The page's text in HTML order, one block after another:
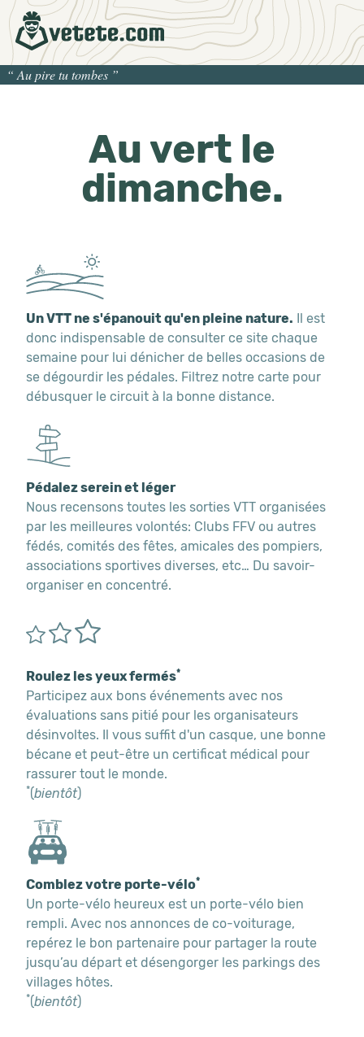
“ Au pire tu tombes ”
Au vert le
dimanche.
Un VTT ne s'épanouit qu'en pleine nature. Il est
donc indispensable de consulter ce site chaque
semaine pour lui dénicher de belles occasions de
se dégourdir les pédales. Filtrez notre carte pour
débusquer le circuit à la bonne distance.
Pédalez serein et léger
Nous recensons toutes les sorties VTT organisées
par les meilleures volontés: Clubs FFV ou autres
fédés, comités des fêtes, amicales des pompiers,
associations sportives diverses, etc… Du savoir-
organiser en concentré.
Roulez les yeux fermés*
Participez aux bons événements avec nos
évaluations sans pitié pour les organisateurs
désinvoltes. Il vous suffit d'un casque, une bonne
bécane et peut-être un certificat médical pour
rassurer tout le monde.
*(bientôt)
Comblez votre porte-vélo*
Un porte-vélo heureux est un porte-vélo bien
rempli. Avec nos annonces de co-voiturage,
repérez le bon partenaire pour partager la route
jusqu’au départ et désengorger les parkings des
villages hôtes.
*(bientôt)